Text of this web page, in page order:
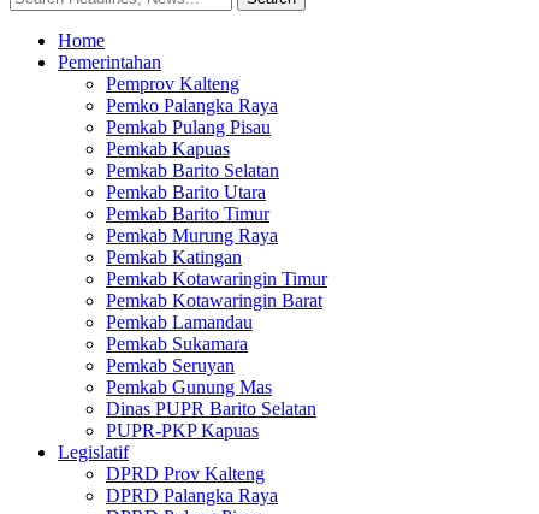
Home
Pemerintahan
Pemprov Kalteng
Pemko Palangka Raya
Pemkab Pulang Pisau
Pemkab Kapuas
Pemkab Barito Selatan
Pemkab Barito Utara
Pemkab Barito Timur
Pemkab Murung Raya
Pemkab Katingan
Pemkab Kotawaringin Timur
Pemkab Kotawaringin Barat
Pemkab Lamandau
Pemkab Sukamara
Pemkab Seruyan
Pemkab Gunung Mas
Dinas PUPR Barito Selatan
PUPR-PKP Kapuas
Legislatif
DPRD Prov Kalteng
DPRD Palangka Raya